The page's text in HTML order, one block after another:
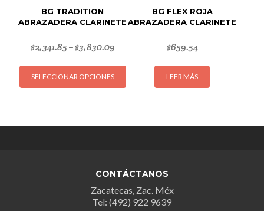
producto
BG TRADITION
ABRAZADERA CLARINETE
$2,341.85–$3,830.09
SELECCIONAR OPCIONES
Este
pueden
elegir
en
BG FLEX ROJA
ABRAZADERA CLARINETE
$659.54
LEER MÁS
CONTÁCTANOS
Zacatecas, Zac. Méx
Tel: (492) 922 9639